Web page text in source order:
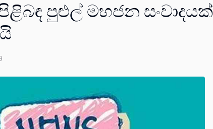
පුළුල් මහජන සංවාදයක්